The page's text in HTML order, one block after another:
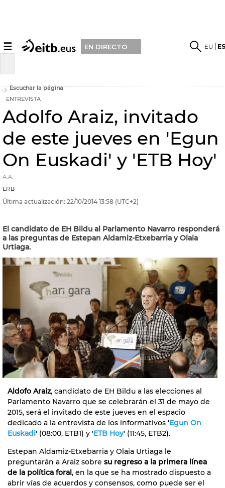
☰ EN DIRECTO EU
Escuchar la página
ENTREVISTA
Adolfo Araiz, invitado
de este jueves en 'Egun
On Euskadi' y 'ETB Hoy'
A.A.
EITB
Última actualización: 22/10/2014 13:58 (UTC+2)
El candidato de EH Bildu al Parlamento Navarro responderá
a las preguntas de Estepan Aldamiz-Etxebarria y Olaia
Urtiaga.
Aldofo Araiz, candidato de EH Bildu a las elecciones al
Parlamento Navarro que se celebrarán el 31 de mayo de
2015, será el invitado de este jueves en el espacio
dedicado a la entrevista de los informativos 'Egun On
Euskadi' (08:00, ETB1) y 'ETB Hoy' (11:45, ETB2).
Estepan Aldamiz-Etxebarria y Olaia Urtiaga le
preguntarán a Araiz sobre su regreso a la primera línea
de la política foral, en la que se ha mostrado dispuesto a
abrir vías de acuerdos y consensos, como puede ser el